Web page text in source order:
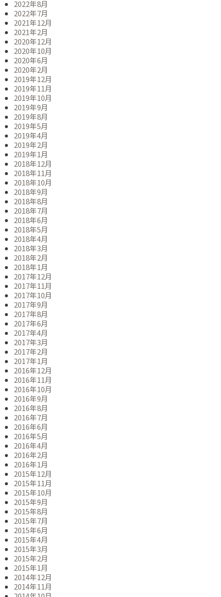
2022年8月
2022年7月
2021年12月
2021年2月
2020年12月
2020年10月
2020年6月
2020年2月
2019年12月
2019年11月
2019年10月
2019年9月
2019年8月
2019年5月
2019年4月
2019年2月
2019年1月
2018年12月
2018年11月
2018年10月
2018年9月
2018年8月
2018年7月
2018年6月
2018年5月
2018年4月
2018年3月
2018年2月
2018年1月
2017年12月
2017年11月
2017年10月
2017年9月
2017年8月
2017年6月
2017年4月
2017年3月
2017年2月
2017年1月
2016年12月
2016年11月
2016年10月
2016年9月
2016年8月
2016年7月
2016年6月
2016年5月
2016年4月
2016年2月
2016年1月
2015年12月
2015年11月
2015年10月
2015年9月
2015年8月
2015年7月
2015年6月
2015年4月
2015年3月
2015年2月
2015年1月
2014年12月
2014年11月